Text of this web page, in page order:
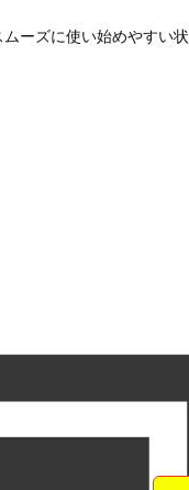
ーズに使い始めやすい